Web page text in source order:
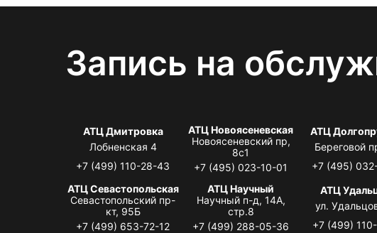
Запись на
АТЦ Дмитровка
Лобненская 4
+7 (499) 110-28-43
АТЦ Новоясеневская
Новоясеневский пр,
8с1
+7 (495) 023-10-01
АТЦ
Береговой
+7 (495)
АТЦ Севастопольская
Севастопольский пр-
кт, 95Б
+7 (499) 653-72-12
АТЦ Научный
Научный п-д, 14А,
стр.8
+7 (499) 288-05-36
АТЦ
ул.
+7 (499)